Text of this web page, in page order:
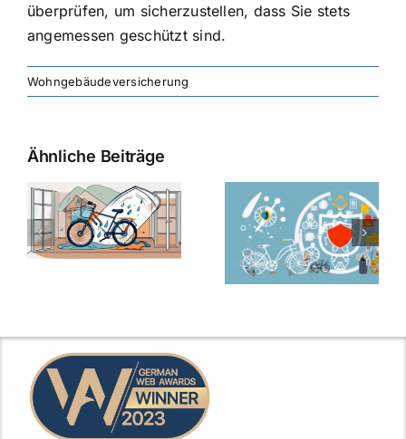
überprüfen, um sicherzustellen, dass Sie stets
angemessen geschützt sind.
Wohngebäudeversicherung
Ähnliche Beiträge